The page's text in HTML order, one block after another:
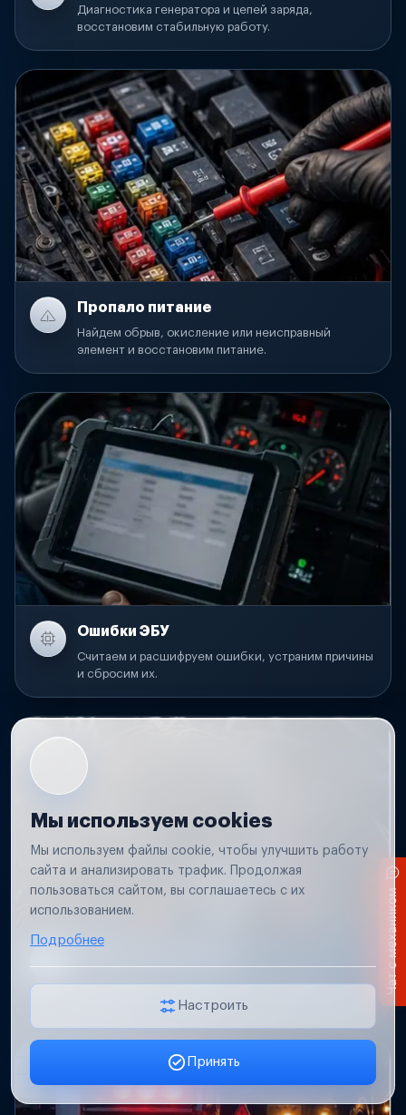
Диагностика генератора и цепей заряда,
восстановим стабильную работу.
Пропало питание
Найдем обрыв, окисление или неисправный
элемент и восстановим питание.
Ошибки ЭБУ
Считаем и расшифруем ошибки, устраним причины
и сбросим их.
проводку и защиту цепей.
Мы используем cookies
Мы используем файлы cookie, чтобы улучшить работу
сайта и анализировать трафик. Продолжая
пользоваться сайтом, вы соглашаетесь с их
использованием.
Подробнее
Настроить
Принять
Чат с механиком